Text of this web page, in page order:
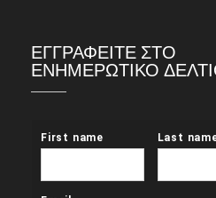
ΕΓΓΡΑΦΕΙΤΕ ΣΤΟ
ΕΝΗΜΕΡΩΤΙΚΟ